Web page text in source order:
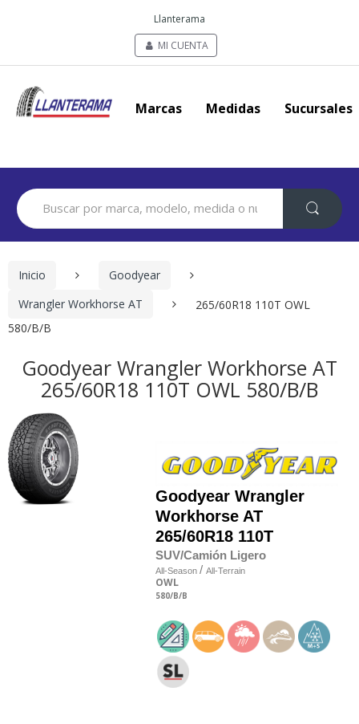
Llanterama
MI CUENTA
Marcas Medidas Sucursales
Search
for:
Inicio
Goodyear
Wrangler Workhorse AT
265/60R18 110T OWL
580/B/B
Goodyear Wrangler Workhorse AT
265/60R18 110T OWL 580/B/B
Goodyear Wrangler
Workhorse AT
265/60R18 110T
SUV/Camión Ligero
All-Season / All-Terrain
OWL
580/B/B